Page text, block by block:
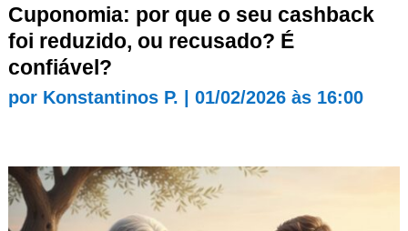
Cuponomia: por que o seu cashback
foi reduzido, ou recusado? É
confiável?
por Konstantinos P. 01/02/2026 às 16:00